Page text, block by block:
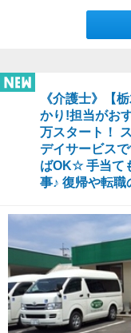
《介護士》【
かり!担当がお
万スタート！
デイサービス
ばOK☆ 手当て
事♪ 復帰や転